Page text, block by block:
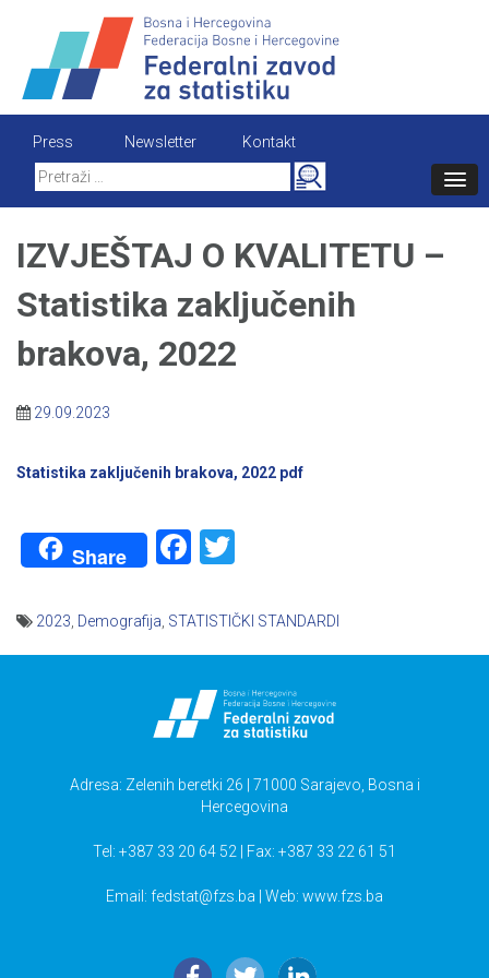
content
Press Newsletter
Kontakt
Search
for:
IZVJEŠTAJ O KVALITETU –
Statistika zaključenih
brakova, 2022
29.09.2023
Statistika zaključenih brakova, 2022 pdf
Share Facebook
2023 Demografija STATISTIČKI STANDARDI
Adresa: Zelenih beretki 26 | 71000 Sarajevo, Bosna i
Hercegovina
Tel: +387 33 20 64 52 | Fax: +387 33 22 61 51
Email: fedstat@fzs.ba | Web: www.fzs.ba